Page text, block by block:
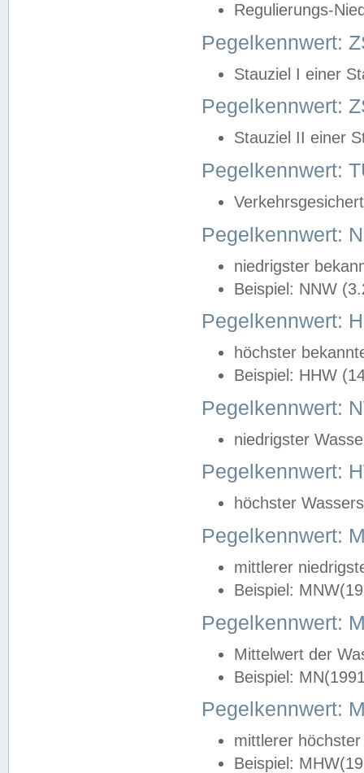
Regulierungs-
Pegelkennwert:
Stauziel I einer
Pegelkennwert:
Stauziel II einer
Pegelkennwert:
Pegelkennwert:
niedrigster
Beispiel: NNW
Pegelkennwert:
höchster
Beispiel: HHW
Pegelkennwert:
niedrigster
Pegelkennwert:
höchster
Pegelkennwert:
mittlerer
Beispiel:
Pegelkennwert:
Mittelwert der
Beispiel:
Pegelkennwert:
mittlerer
Beispiel: